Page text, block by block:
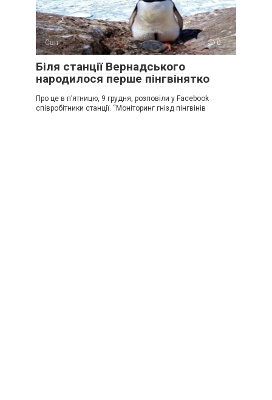
Світ 0
Біля станції Вернадського
народилося перше пінгвінятко
Про це в п’ятницю, 9 грудня, розповіли у Facebook
співробітники станції. “Моніторинг гнізд пінгвінів